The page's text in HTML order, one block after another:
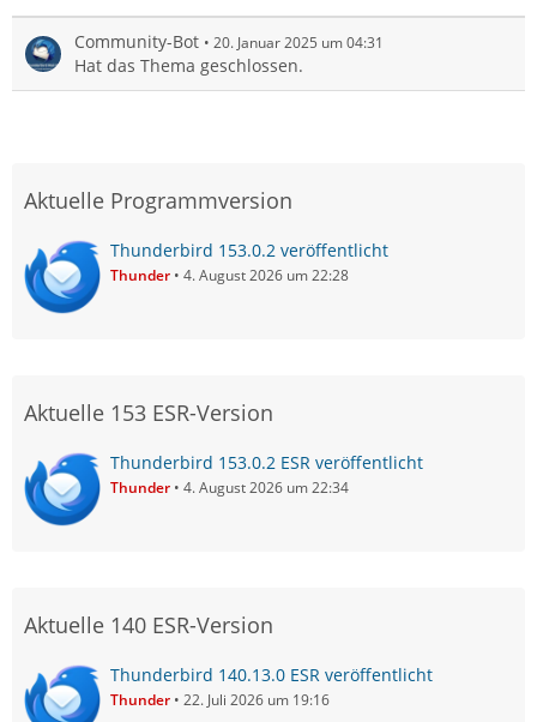
Community-Bot 20. Januar 2025 um 04:31
Hat das Thema geschlossen.
Aktuelle Programmversion
Thunderbird 153.0.2 veröffentlicht
Thunder 4. August 2026 um 22:28
Aktuelle 153 ESR-Version
Thunderbird 153.0.2 ESR veröffentlicht
Thunder 4. August 2026 um 22:34
Aktuelle 140 ESR-Version
Thunderbird 140.13.0 ESR veröffentlicht
Thunder 22. Juli 2026 um 19:16